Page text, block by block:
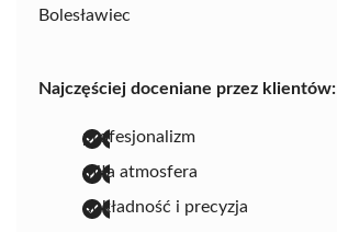
Bolesławiec
Najczęściej doceniane przez klientów:
profesjonalizm
miła atmosfera
dokładność i precyzja